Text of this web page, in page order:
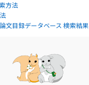
方法
文目録データベース 検索結果